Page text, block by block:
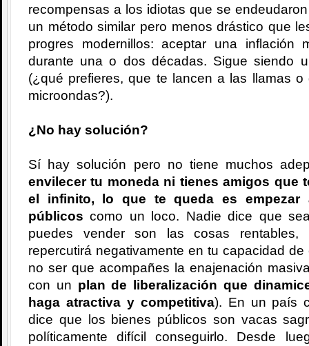
recompensas a los idiotas que se
un método similar pero menos drástico que
progres modernillos: aceptar una inflación
durante una o dos décadas. Sigue siendo
(¿qué prefieres, que te lancen a las llamas
microondas?).
¿No hay solución?
Sí hay solución pero no tiene muchos
envilecer tu moneda ni tienes amigos que
el infinito, lo que te queda es empezar
públicos como un loco. Nadie dice que
puedes vender son las cosas
repercutirá negativamente en tu capacidad
no ser que acompañes la enajenación
con un plan de liberalización que
haga atractiva y competitiva). En un país
dice que los bienes públicos son vacas
políticamente difícil conseguirlo. Desde